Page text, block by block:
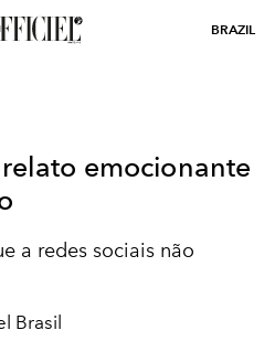
BRAZIL
emocionante
a redes sociais não
Brasil